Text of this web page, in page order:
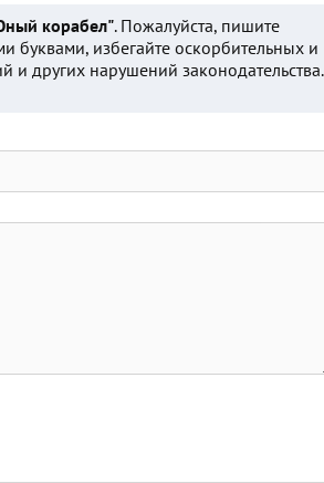
корабел". Пожалуйста, пишите
буквами, избегайте оскорбительных и
других нарушений законодательства.